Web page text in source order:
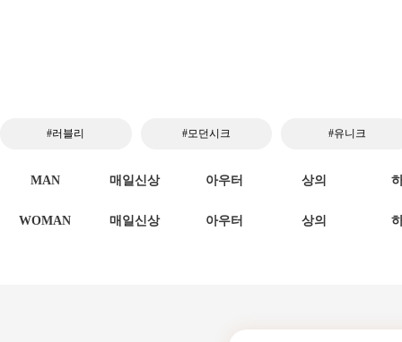
#러블리 #모던시크 #유니크
MAN 매일신상 아우터 상의
WOMAN 매일신상 아우터 상의